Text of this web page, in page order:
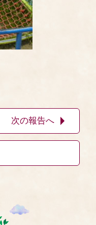
次の報告へ